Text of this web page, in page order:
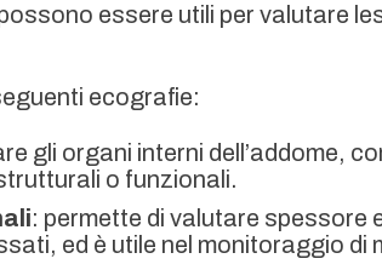
essere utili per valutare
ecografie:
gli organi interni dell’addome,
o funzionali.
: permette di valutare spessore
ed è utile nel monitoraggio